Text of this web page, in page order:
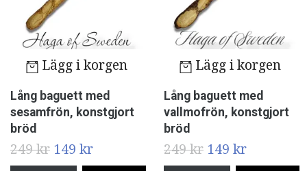
Lägg i korgen
Lång baguett med
sesamfrön, konstgjort
bröd
249 kr 149 kr
Lägg i korgen
Lång baguett med
vallmofrön, konstgjort
bröd
249 kr 149 kr